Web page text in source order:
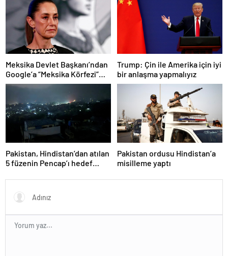
Meksika Devlet Başkanı’ndan
Google’a “Meksika Körfezi”
davası
Trump: Çin ile Amerika için iyi
bir anlaşma yapmalıyız
Pakistan, Hindistan’dan atılan
5 füzenin Pencap’ı hedef
Pakistan ordusu Hindistan’a
misilleme yaptı